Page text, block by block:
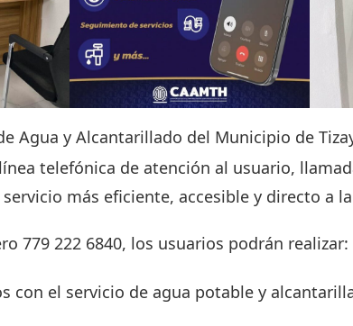
Agua y Alcantarillado del Municipio de
telefónica de atención al usuario,
más eficiente, accesible y directo a
779 222 6840, los usuarios podrán realizar:
con el servicio de agua potable y